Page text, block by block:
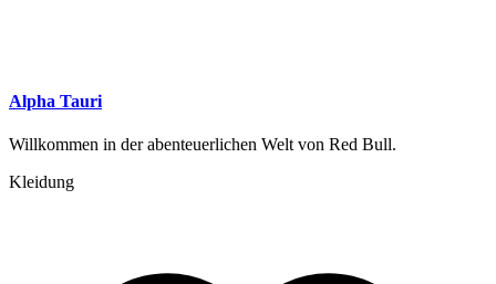
Alpha Tauri
Willkommen in der abenteuerlichen Welt von Red Bull.
Kleidung